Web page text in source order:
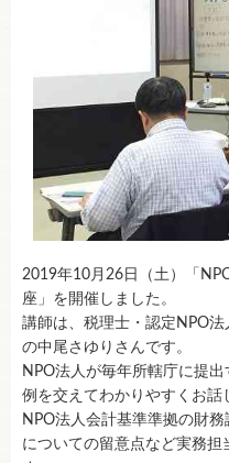
2019年10月26日（土）「
座」を開催しました。
講師は、税理士・認定NPO
の中尾さゆりさんです。
NPO法人が毎年所轄庁に提
例を交えてわかりやすくお話
NPO法人会計基準準拠の財
についての留意点など実務